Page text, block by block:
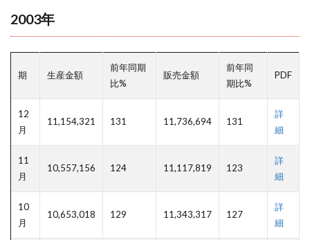
2003年
期 生産金額
前年同期
比%
販売金額
前年同
期比%
PDF
12
月
11,154,321 131 11,736,694 131
詳
細
11
月
10,557,156 124 11,117,819 123
詳
細
10
月
10,653,018 129 11,343,317 127
詳
細